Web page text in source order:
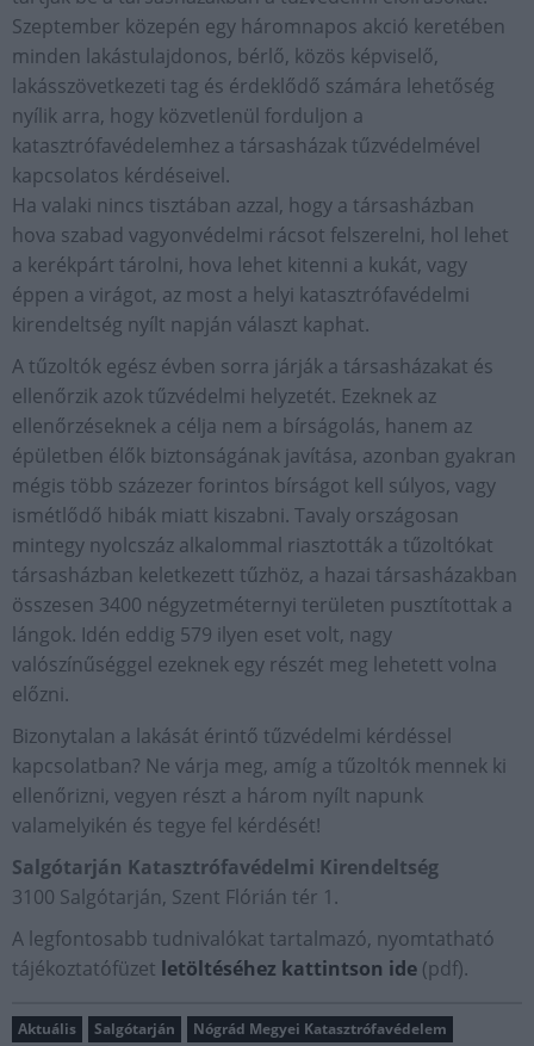
Szeptember közepén egy háromnapos akció keretében
minden lakástulajdonos, bérlő, közös képviselő,
lakásszövetkezeti tag és érdeklődő számára lehetőség
nyílik arra, hogy közvetlenül forduljon a
katasztrófavédelemhez a társasházak tűzvédelmével
kapcsolatos kérdéseivel.
Ha valaki nincs tisztában azzal, hogy a társasházban
hova szabad vagyonvédelmi rácsot felszerelni, hol lehet
a kerékpárt tárolni, hova lehet kitenni a kukát, vagy
éppen a virágot, az most a helyi katasztrófavédelmi
kirendeltség nyílt napján választ kaphat.
A tűzoltók egész évben sorra járják a társasházakat és
ellenőrzik azok tűzvédelmi helyzetét. Ezeknek az
ellenőrzéseknek a célja nem a bírságolás, hanem az
épületben élők biztonságának javítása, azonban gyakran
mégis több százezer forintos bírságot kell súlyos, vagy
ismétlődő hibák miatt kiszabni. Tavaly országosan
mintegy nyolcszáz alkalommal riasztották a tűzoltókat
társasházban keletkezett tűzhöz, a hazai társasházakban
összesen 3400 négyzetméternyi területen pusztítottak a
lángok. Idén eddig 579 ilyen eset volt, nagy
valószínűséggel ezeknek egy részét meg lehetett volna
előzni.
Bizonytalan a lakását érintő tűzvédelmi kérdéssel
kapcsolatban? Ne várja meg, amíg a tűzoltók mennek ki
ellenőrizni, vegyen részt a három nyílt napunk
valamelyikén és tegye fel kérdését!
Salgótarján Katasztrófavédelmi Kirendeltség
3100 Salgótarján, Szent Flórián tér 1.
A legfontosabb tudnivalókat tartalmazó, nyomtatható
tájékoztatófüzet letöltéséhez kattintson ide (pdf).
Aktuális Salgótarján
Nógrád Megyei Katasztrófavédelem